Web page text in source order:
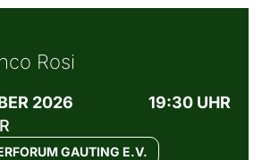
Rosi
2026
19:30 UHR
GAUTING E.V.